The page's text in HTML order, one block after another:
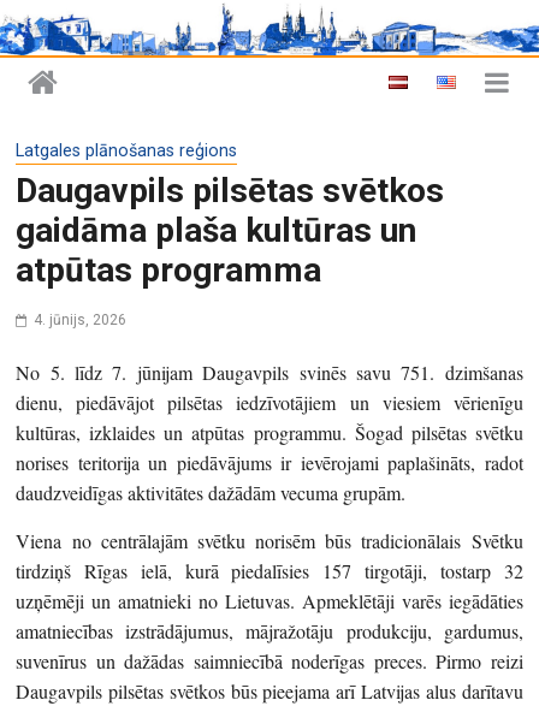
Latgales plānošanas reģions
Daugavpils pilsētas svētkos
gaidāma plaša kultūras un
atpūtas programma
4. jūnijs, 2026
No 5. līdz 7. jūnijam Daugavpils svinēs savu 751. dzimšanas
dienu, piedāvājot pilsētas iedzīvotājiem un viesiem vērienīgu
kultūras, izklaides un atpūtas programmu. Šogad pilsētas svētku
norises teritorija un piedāvājums ir ievērojami paplašināts, radot
daudzveidīgas aktivitātes dažādām vecuma grupām.
Viena no centrālajām svētku norisēm būs tradicionālais Svētku
tirdziņš Rīgas ielā, kurā piedalīsies 157 tirgotāji, tostarp 32
uzņēmēji un amatnieki no Lietuvas. Apmeklētāji varēs iegādāties
amatniecības izstrādājumus, mājražotāju produkciju, gardumus,
suvenīrus un dažādas saimniecībā noderīgas preces. Pirmo reizi
Daugavpils pilsētas svētkos būs pieejama arī Latvijas alus darītavu